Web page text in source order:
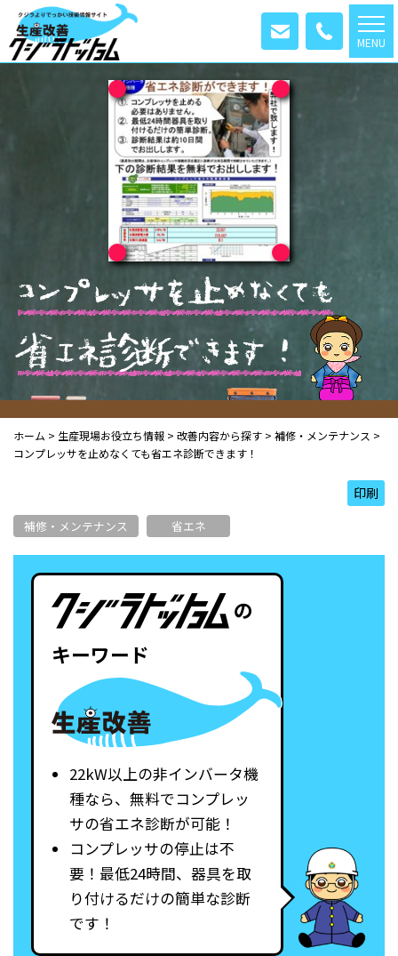
MENU
コンプレッサを止めなくても
省 エネ診断できます ！
ホーム > 生産現場お役立ち情報 > 改善内容から探す > 補修・メンテナンス >
コンプレッサを止めなくても省エネ診断できます！
印刷
補修・メンテナンス 省エネ
の
キーワード
22kW以上の非インバータ機
種なら、無料でコンプレッ
サの省エネ診断が可能！
コンプレッサの停止は不
要！最低24時間、器具を取
り付けるだけの簡単な診断
です！